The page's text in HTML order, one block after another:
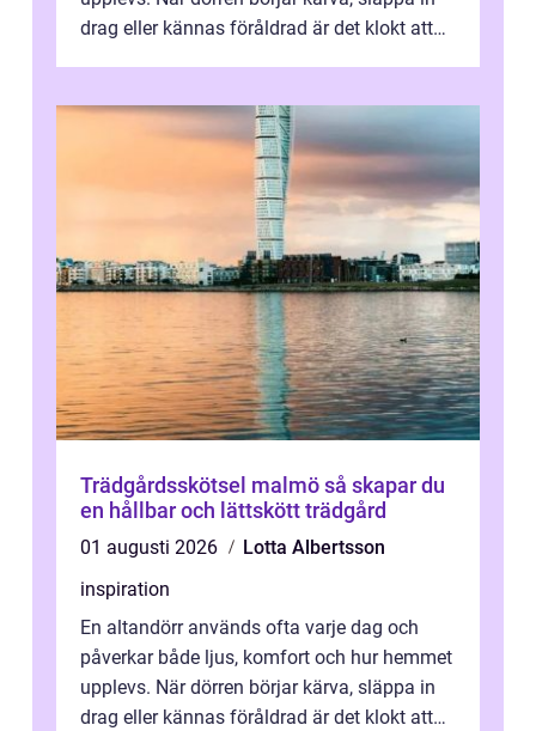
drag eller kännas föråldrad är det klokt att
Trädgårdsskötsel malmö så skapar du
en hållbar och lättskött trädgård
01 augusti 2026
Lotta Albertsson
inspiration
En altandörr används ofta varje dag och
påverkar både ljus, komfort och hur hemmet
upplevs. När dörren börjar kärva, släppa in
drag eller kännas föråldrad är det klokt att